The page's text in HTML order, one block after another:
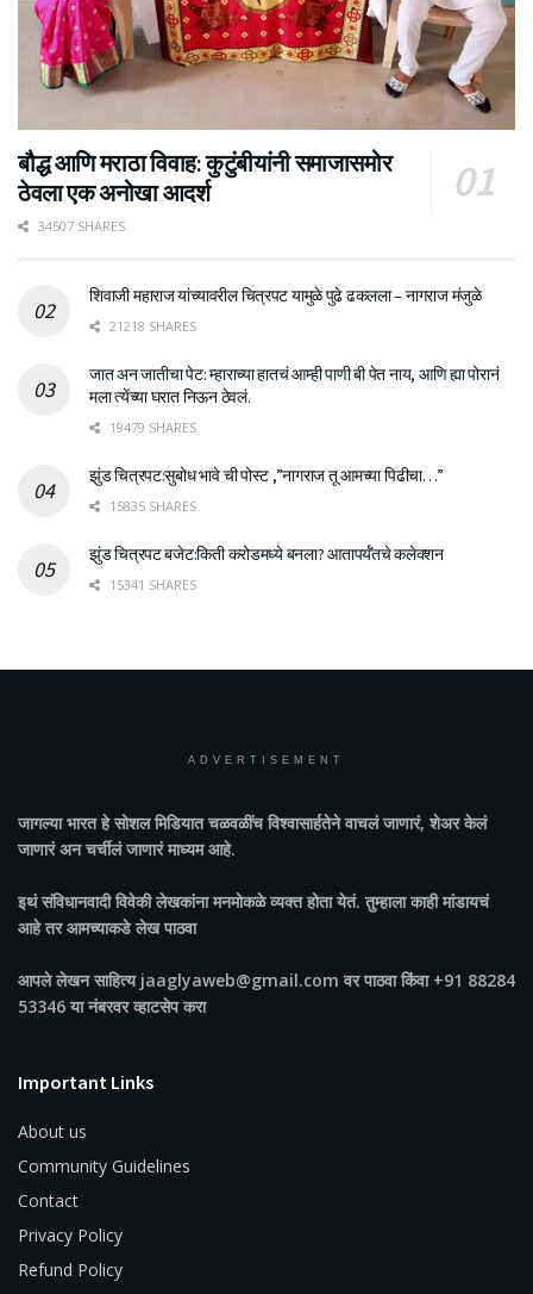
बौद्ध आणि मराठा विवाह: कुटुंबीयांनी समाजासमोर
ठेवला एक अनोखा आदर्श
34507 SHARES
शिवाजी महाराज यांच्यावरील चित्रपट यामुळे पुढे ढकलला – नागराज मंजुळे
21218 SHARES
जात अन जातीचा पेट: म्हाराच्या हातचं आम्ही पाणी बी पेत नाय, आणि ह्या पोरानं
मला त्येंच्या घरात निऊन ठेवलं.
19479 SHARES
झुंड चित्रपट:सुबोध भावे ची पोस्ट ,”नागराज तू आमच्या पिढीचा…”
15835 SHARES
झुंड चित्रपट बजेट:किती करोडमध्ये बनला? आतापर्यँतचे कलेक्शन
15341 SHARES
ADVERTISEMENT
जागल्या भारतहे सोशल मिडियात चळवळींच विश्वासार्हतेने वाचलं जाणारं, शेअर केलं
जाणारं अन चर्चीलं जाणारं माध्यम आहे.
इथं संविधानवादी विवेकी लेखकांना मनमोकळे व्यक्त होता येतं. तुम्हाला काही मांडायचं
आहे तर आमच्याकडे लेख पाठवा
आपले लेखन साहित्य jaaglyaweb@gmail.com वर पाठवा किंवा +91 88284
53346 या नंबरवर व्हाटसेप करा
Important Links
About us
Community Guidelines
Contact
Privacy Policy
Refund Policy